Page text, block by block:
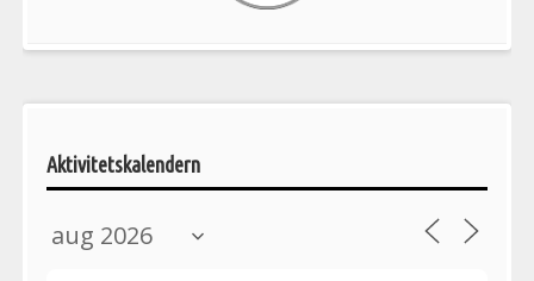
Aktivitetskalendern